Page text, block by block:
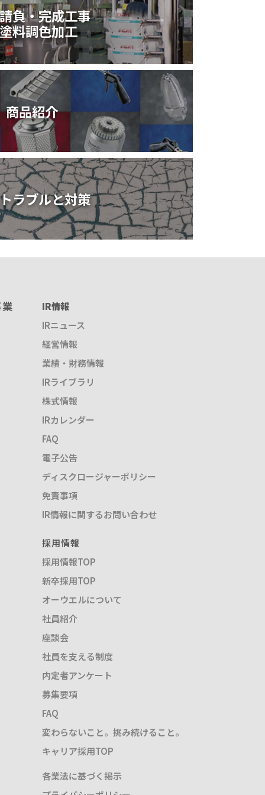
負・完成工事
料調色加工
商品紹介
ラブルと対策
IR情報
IRニュース
経営情報
業績・財務情報
IRライブラリ
株式情報
IRカレンダー
FAQ
電子公告
ディスクロージャーポリシー
免責事項
IR情報に関するお問い合わせ
採用情報
採用情報TOP
新卒採用TOP
オーウエルについて
社員紹介
座談会
社員を支える制度
内定者アンケート
募集要項
FAQ
変わらないこと。挑み続けること。
キャリア採用TOP
各業法に基づく掲示